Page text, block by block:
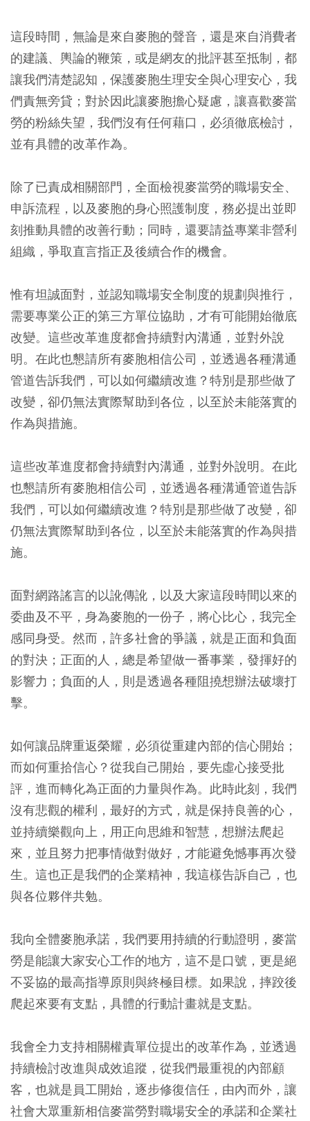
這段時間，無論是來自麥胞的聲音，還是來自消費者
的建議、輿論的鞭策，或是網友的批評甚至抵制，都
讓我們清楚認知，保護麥胞生理安全與心理安心，我
們責無旁貸；對於因此讓麥胞擔心疑慮，讓喜歡麥當
勞的粉絲失望，我們沒有任何藉口，必須徹底檢討，
並有具體的改革作為。
除了已責成相關部門，全面檢視麥當勞的職場安全、
申訴流程，以及麥胞的身心照護制度，務必提出並即
刻推動具體的改善行動；同時，還要請益專業非營利
組織，爭取直言指正及後續合作的機會。
惟有坦誠面對，並認知職場安全制度的規劃與推行，
需要專業公正的第三方單位協助，才有可能開始徹底
改變。這些改革進度都會持續對內溝通，並對外說
明。在此也懇請所有麥胞相信公司，並透過各種溝通
管道告訴我們，可以如何繼續改進？特別是那些做了
改變，卻仍無法實際幫助到各位，以至於未能落實的
作為與措施。
這些改革進度都會持續對內溝通，並對外說明。在此
也懇請所有麥胞相信公司，並透過各種溝通管道告訴
我們，可以如何繼續改進？特別是那些做了改變，卻
仍無法實際幫助到各位，以至於未能落實的作為與措
施。
面對網路謠言的以訛傳訛，以及大家這段時間以來的
委曲及不平，身為麥胞的一份子，將心比心，我完全
感同身受。然而，許多社會的爭議，就是正面和負面
的對決；正面的人，總是希望做一番事業，發揮好的
影響力；負面的人，則是透過各種阻撓想辦法破壞打
擊。
如何讓品牌重返榮耀，必須從重建內部的信心開始；
而如何重拾信心？從我自己開始，要先虛心接受批
評，進而轉化為正面的力量與作為。此時此刻，我們
沒有悲觀的權利，最好的方式，就是保持良善的心，
並持續樂觀向上，用正向思維和智慧，想辦法爬起
來，並且努力把事情做對做好，才能避免憾事再次發
生。這也正是我們的企業精神，我這樣告訴自己，也
與各位夥伴共勉。
我向全體麥胞承諾，我們要用持續的行動證明，麥當
勞是能讓大家安心工作的地方，這不是口號，更是絕
不妥協的最高指導原則與終極目標。如果說，摔跤後
爬起來要有支點，具體的行動計畫就是支點。
我會全力支持相關權責單位提出的改革作為，並透過
持續檢討改進與成效追蹤，從我們最重視的內部顧
客，也就是員工開始，逐步修復信任，由內而外，讓
社會大眾重新相信麥當勞對職場安全的承諾和企業社